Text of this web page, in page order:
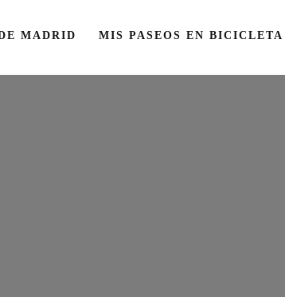
MADRID MIS PASEOS EN BICICLETA